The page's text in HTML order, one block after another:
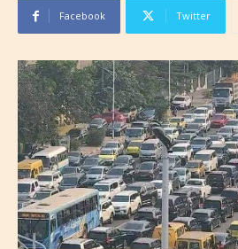
Facebook Twitter